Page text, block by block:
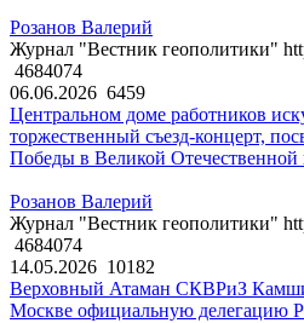
Розанов Валерий
Журнал "Вестник геополитики"
4684074
06.06.2026 6459
Центральном доме работников
торжественный съезд-концерт,
Победы в Великой Отечественной
Розанов Валерий
Журнал "Вестник геополитики"
4684074
14.05.2026 10182
Верховный Атаман СКВРиЗ
Москве официальную делегацию